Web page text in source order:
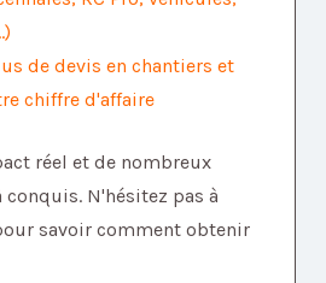
de devis en chantiers et
chiffre d'affaire
réel et de nombreux
N'hésitez pas à
savoir comment obtenir